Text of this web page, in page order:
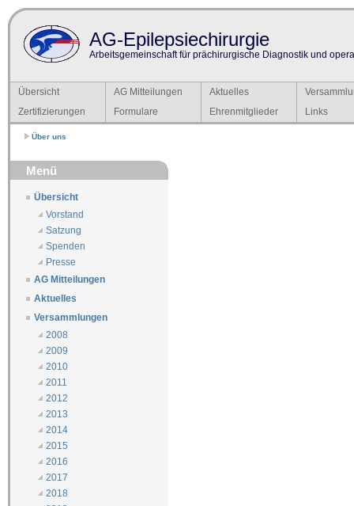
AG-Epilepsiechirurgie
Arbeitsgemeinschaft für prächirurgische Diagnostik und
Übersicht AG Mitteilungen Aktuelles
Zertifizierungen
Formulare Ehrenmitglieder Links
Über uns
Menü
Übersicht
Vorstand
Satzung
Spenden
Presse
AG Mitteilungen
Aktuelles
Versammlungen
2008
2009
2010
2011
2012
2013
2014
2015
2016
2017
2018